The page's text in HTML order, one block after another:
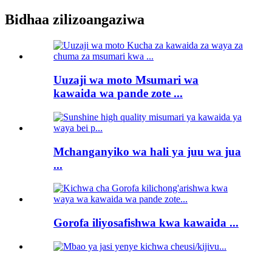
Bidhaa zilizoangaziwa
Uuzaji wa moto Msumari wa
kawaida wa pande zote ...
Mchanganyiko wa hali ya juu wa jua
...
Gorofa iliyosafishwa kwa kawaida ...